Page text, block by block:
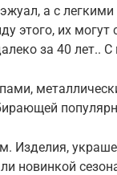
а с
этого, их могут
за 40 лет..
Изделия,
новинкой